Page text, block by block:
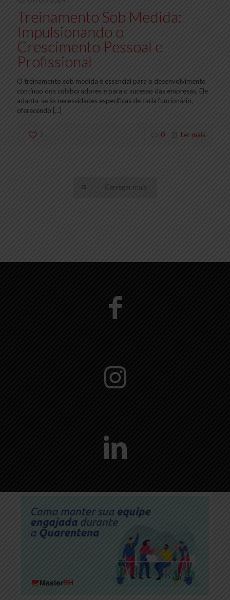
Treinamento Sob Medida:
Impulsionando o
Crescimento Pessoal e
Profissional
O treinamento sob medida é essencial para o desenvolvimento
contínuo dos colaboradores e para o sucesso das empresas. Ele
adapta-se às necessidades específicas de cada funcionário,
oferecendo […]
2 0 Ler mais
Carregar mais